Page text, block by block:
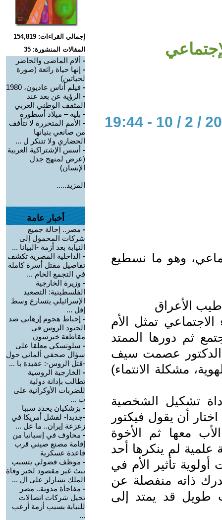
وهو ما نسطيع
الأعراق
تمثل الأم
ثم دورها الممتد
عصمت سيف
مشكلة الانتماء)
تشكيل الشخصية
أن يقول فيكتور
معها ثم الأخوة
علمية لم ينكرها أحد
تأثير الأم في
ذاته منفصلة عن
طويل قد يمتد إلى
إجمالي القراءات: 154,819
المقالات المنشورة: 35
- ألام الماضى والحاضر
- إنها حياة رائعة (صورة
لحياتين)
- فيلم أناس عاديون، 1980
- الرؤية عن بعد عند
المثقف الوطني العربي
- بليه – ميلاد أسطورة
- الأمم المتحررة لا تتأفف
من صانعي بنيانها
الحضاري ولا تتنكر ل ...
- أسس الإشتراكية العربية
(عرض لمنهج جدل
الإنسان)
المزيد.....
أخبار عامة
- مصر.. إحالة جميع
شركات المحمول إلى
النيابة بعد أزمة -البيانا ...
- الداخلية المصرية تكشف
تفاصيل مقتل أسرة كاملة
في التجمع الخام ...
- وزيرة الخارجية
الفلسطينية: التصعيد
الإسرائيلي يتسارع وسط
إفل ...
- إحباط هجوم إرهابي ضد
الجنود الروس في
مقاطعة خيرسون
- سلوتسكي معلقا على
سؤال صحفي ألماني حول
-قتل الروس-: عقيدة با ...
- الخارجية الروسية
تطالب بإدانة دولية
للضربات الأوكرانية على
ب ...
- بزشكيان يحدد سببا
-جديدا- لفشل أمريكا في
زعزعة إيران.. ما عل ...
- مخاوف في إسبانيا من
إقامة مصنع صيني قرب
قاعدة عسكرية
- موظف فضولي يتسبب
ببث غير مقصود لخبر وفاة
الملك تشارلز على ال ...
- مفاجأة مدوية.. مصر
تحيل شركات اتصالات
للنيابة بسبب أزمة أرعب
...